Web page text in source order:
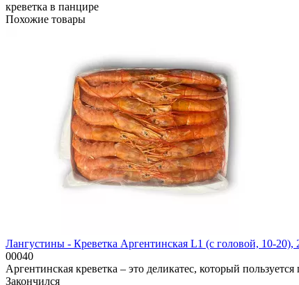
креветка в панцире
Похожие товары
Лангустины - Креветка Аргентинская L1 (c головой, 10-20),
00040
Аргентинская креветка – это деликатес, который
Закончился